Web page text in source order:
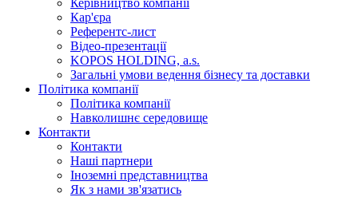
Керівництво компанії
Кар'єра
Референтс-лист
Відео-презентації
KOPOS HOLDING, a.s.
Загальні умови ведення бізнесу та доставки
Політика компанії
Політика компанії
Навколишнє середовище
Контакти
Контакти
Наші партнери
Іноземні представництва
Як з нами зв'язатись